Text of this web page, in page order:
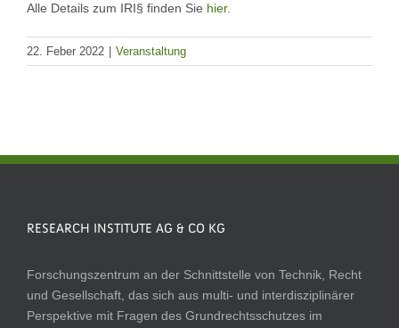
Alle Details zum IRI§ finden Sie hier.
22. Feber 2022 Veranstaltung
RESEARCH INSTITUTE AG & CO KG
Forschungszentrum an der Schnittstelle von Technik, Recht
und Gesellschaft, das sich aus multi- und interdisziplinärer
Perspektive mit Fragen des Grundrechtsschutzes im